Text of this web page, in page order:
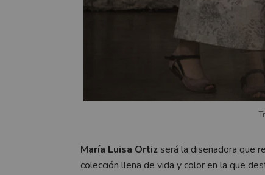
María Luisa Ortiz será la diseñadora que
colección llena de vida y color en la que